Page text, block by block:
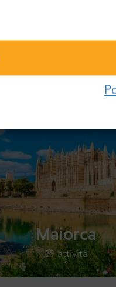
Maiorca
39 attività
Hai